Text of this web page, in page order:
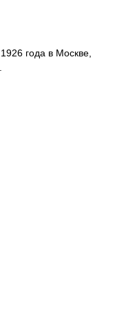
1926 года в Москве,